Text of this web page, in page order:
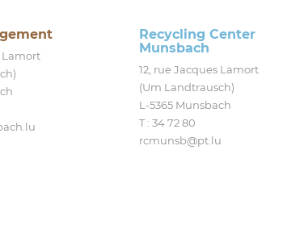
Lamort
Recycling Center
Munsbach
12, rue Jacques Lamort
(Um Landtrausch)
L‑5365 Munsbach
T : 34 72 80
rcmunsb@​pt.​lu